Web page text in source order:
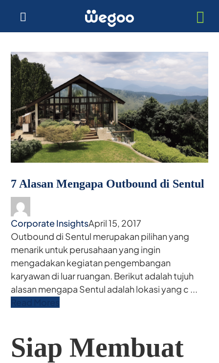
7 Alasan Mengapa Outbound di Sentul
Corporate InsightsApril 15, 2017
Outbound di Sentul merupakan pilihan yang
menarik untuk perusahaan yang ingin
mengadakan kegiatan pengembangan
karyawan di luar ruangan. Berikut adalah tujuh
alasan mengapa Sentul adalah lokasi yang c ...
Siap Membuat